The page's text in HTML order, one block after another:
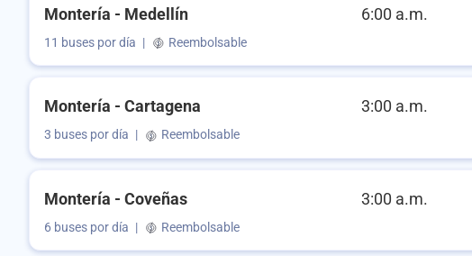
Montería - Medellín 6:00 a.m.
11 buses por día | Reembolsable
Montería - Cartagena 3:00 a.m.
3 buses por día | Reembolsable
Montería - Coveñas 3:00 a.m.
6 buses por día | Reembolsable